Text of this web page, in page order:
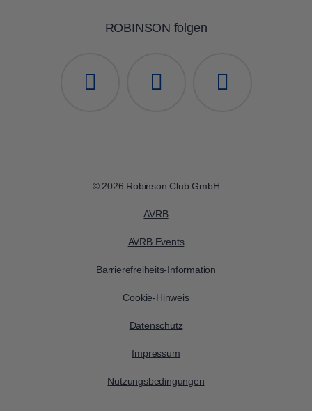
ROBINSON folgen
© 2026 Robinson Club GmbH
AVRB
AVRB Events
Barrierefreiheits-Information
Cookie-Hinweis
Datenschutz
Impressum
Nutzungsbedingungen